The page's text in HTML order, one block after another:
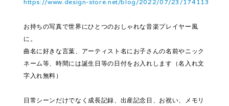
https://www.design-store.net/blog/2022/07/23/174113
お持ちの写真で世界にひとつのおしゃれな音楽プレイヤー風
に。
曲名に好きな言葉、アーティスト名にお子さんの名前やニック
ネーム等、時間には誕生日等の日付をお入れします（名入れ文
字入れ無料）
日常シーンだけでなく成長記録、出産記念日、お祝い、メモリ